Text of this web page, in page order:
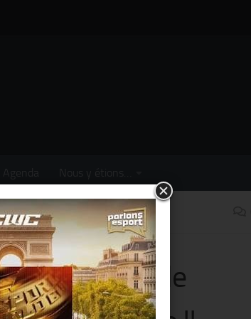
Agenda Nous y étions…
/ SORTIR / SPORT / VOYAGE
sa nouvelle